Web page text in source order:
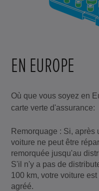
EN EUROPE
Où que vous soyez en
carte verte d'assurance:
Remorquage : Si, après
voiture ne peut être
remorquée jusqu'au
S'il n'y a pas de
100 km, votre voiture
agréé.